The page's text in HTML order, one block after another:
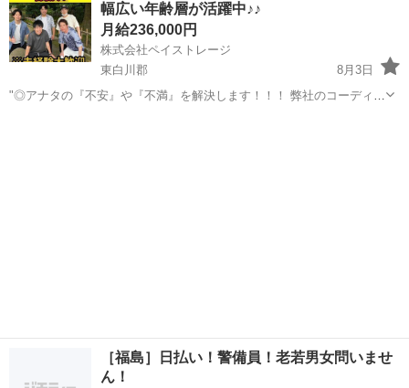
気の工場のお仕事 ◇医療機...幅広い年齢層が活躍中♪♪
月給236,000円
株式会社ペイストレージ
東白川郡
8月3日
"◎アナタの『不安』や『不満』を解決します！！！ 弊社のコーディネ
［福島］日払い！警備員！老若男女問いませ
ん！